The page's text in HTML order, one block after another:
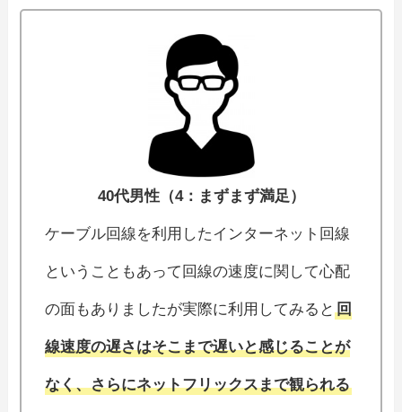
40代男性（4：まずまず満足）
ケーブル回線を利用したインターネット回線
ということもあって回線の速度に関して心配
の面もありましたが実際に利用してみると 回
線速度の遅さはそこまで遅いと感じることが
なく、さらにネットフリックスまで観られる